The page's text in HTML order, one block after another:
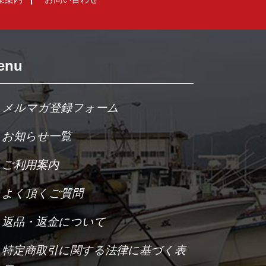
メルマガ登録フォーム
お知らせ一覧
ご利用案内
よく頂くご質問
返品・返金について
特定商取引に関する法律に基づく表